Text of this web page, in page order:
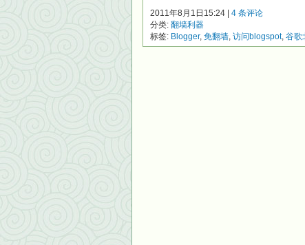
2011年8月1日15:24 | 4 条评论
分类: 翻墙利器
标签: Blogger, 免翻墙, 访问blogspot, 谷歌